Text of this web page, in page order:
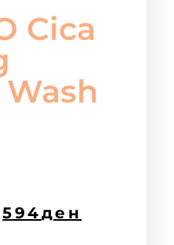
Cica
594ден